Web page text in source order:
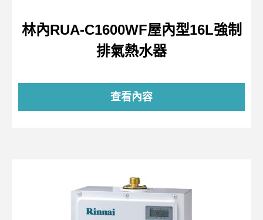
林內RUA-C1600WF屋內型16L強制
排氣熱水器
查看內容